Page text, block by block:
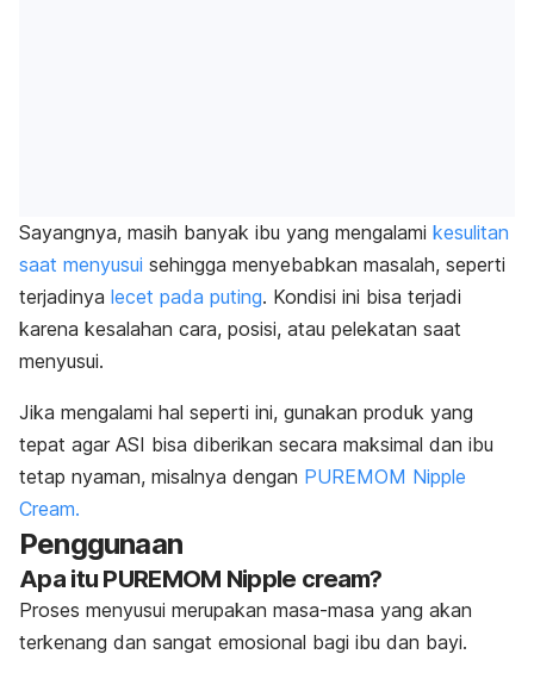
Sayangnya, masih banyak ibu yang mengalami kesulitan
saat menyusui sehingga menyebabkan masalah, seperti
terjadinya lecet pada puting. Kondisi ini bisa terjadi
karena kesalahan cara, posisi, atau pelekatan saat
menyusui.
Jika mengalami hal seperti ini, gunakan produk yang
tepat agar ASI bisa diberikan secara maksimal dan ibu
tetap nyaman, misalnya dengan PUREMOM Nipple
Cream.
Penggunaan
Apa itu PUREMOM Nipple cream?
Proses menyusui merupakan masa-masa yang akan
terkenang dan sangat emosional bagi ibu dan bayi.